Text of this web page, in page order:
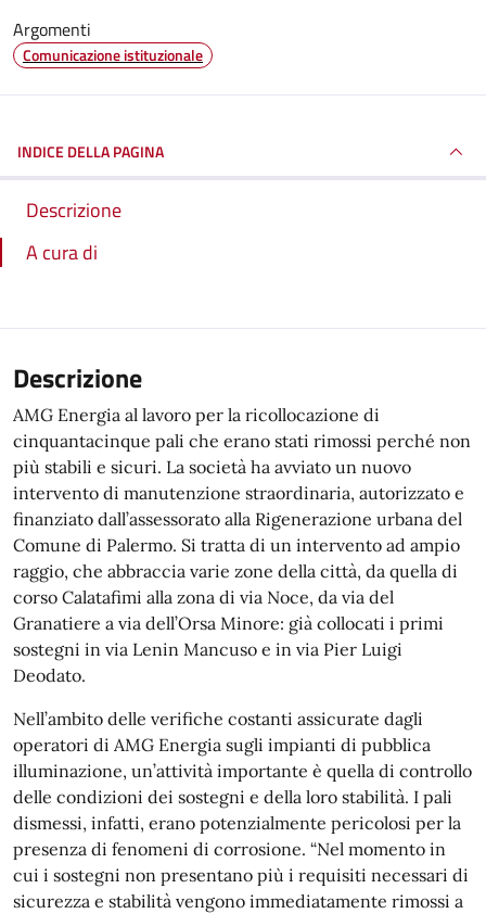
Argomenti
Comunicazione istituzionale
INDICE DELLA PAGINA
Descrizione
A cura di
Descrizione
AMG Energia al lavoro per la ricollocazione di
cinquantacinque pali che erano stati rimossi perché non
più stabili e sicuri. La società ha avviato un nuovo
intervento di manutenzione straordinaria, autorizzato e
finanziato dall’assessorato alla Rigenerazione urbana del
Comune di Palermo. Si tratta di un intervento ad ampio
raggio, che abbraccia varie zone della città, da quella di
corso Calatafimi alla zona di via Noce, da via del
Granatiere a via dell’Orsa Minore: già collocati i primi
sostegni in via Lenin Mancuso e in via Pier Luigi
Deodato.
Nell’ambito delle verifiche costanti assicurate dagli
operatori di AMG Energia sugli impianti di pubblica
illuminazione, un’attività importante è quella di controllo
delle condizioni dei sostegni e della loro stabilità. I pali
dismessi, infatti, erano potenzialmente pericolosi per la
presenza di fenomeni di corrosione. “Nel momento in
cui i sostegni non presentano più i requisiti necessari di
sicurezza e stabilità vengono immediatamente rimossi a